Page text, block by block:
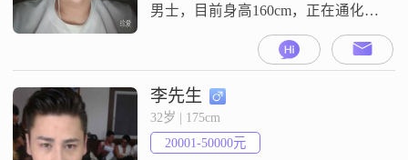
男士，目前身高160cm，正在通化这
到工作，我目前的月收入大概在
3001到5000元之间，虽然不算特别
高，但我觉得每一分钱都是靠自己
的努力赚来的，所以特别珍惜
##3002##我是一名大学本科生，所
以在学习方面我一直保持着认真和
李先生
32岁 | 175cm
20001-50000元